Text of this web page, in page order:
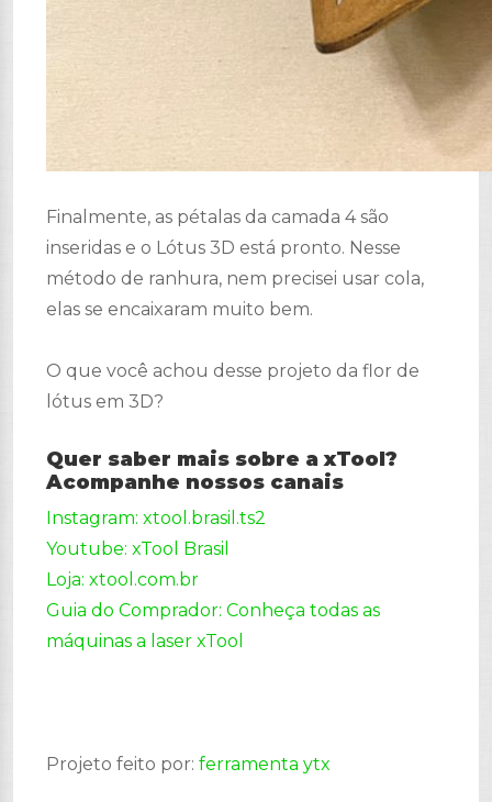
Finalmente, as pétalas da camada 4 são
inseridas e o Lótus 3D está pronto. Nesse
método de ranhura, nem precisei usar cola,
elas se encaixaram muito bem.
O que você achou desse projeto da flor de
lótus em 3D?
Quer saber mais sobre a xTool?
Acompanhe nossos canais
Instagram: xtool.brasil.ts2
Youtube: xTool Brasil
Loja: xtool.com.br
Guia do Comprador: Conheça todas as
máquinas a laser xTool
Projeto feito por: ferramenta ytx